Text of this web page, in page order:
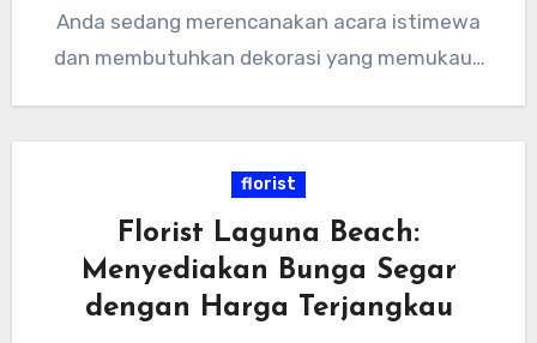
Anda sedang merencanakan acara istimewa
dan membutuhkan dekorasi yang memukau?
florist
Florist Laguna Beach:
Menyediakan Bunga Segar
dengan Harga Terjangkau